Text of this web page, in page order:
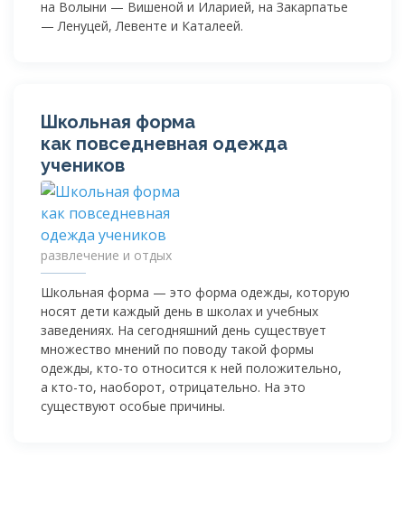
на Волыни — Вишеной и Иларией, на Закарпатье
— Ленуцей, Левенте и Каталеей.
Школьная форма
как повседневная одежда
учеников
развлечение и отдых
Школьная форма — это форма одежды, которую
носят дети каждый день в школах и учебных
заведениях. На сегодняшний день существует
множество мнений по поводу такой формы
одежды, кто-то относится к ней положительно,
а кто-то, наоборот, отрицательно. На это
существуют особые причины.